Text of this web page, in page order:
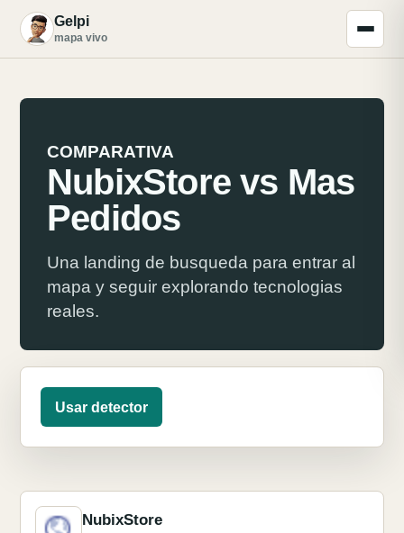
G Gelpi
mapa vivo
COMPARATIVA
NubixStore vs Mas
Pedidos
Una landing de busqueda para entrar al
mapa y seguir explorando tecnologias
reales.
Usar detector
NubixStore